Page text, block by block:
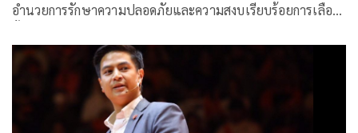
อำนวยการรักษาความปลอดภัยและความสงบเรียบร้อยการเลือก
ประชุมติดตามสถานการณ์ความสงบเรียบร้อยการจัดการเลือกตั้ง
โดยมีผู้แทนหน่วยที่เกี่ยวข้องทั่วประเทศร่วมประชุม ณ